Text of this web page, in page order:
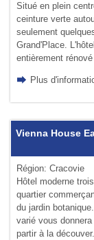
Situé en plein
ceinture verte
seulement
Grand'Place.
entièrement
Plus
Vienna House
Région: Cracovie
Hôtel moderne
quartier
du jardin
varié vous
partir à la